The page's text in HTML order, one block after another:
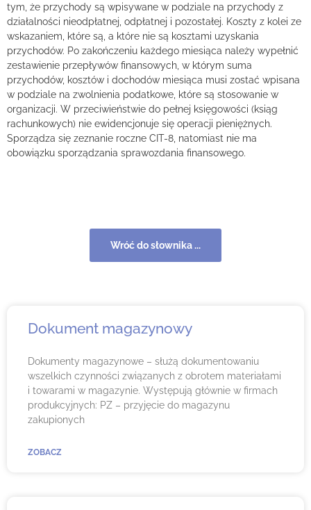
tym, że przychody są wpisywane w podziale na przychody z
działalności nieodpłatnej, odpłatnej i pozostałej. Koszty z kolei ze
wskazaniem, które są, a które nie są kosztami uzyskania
przychodów. Po zakończeniu każdego miesiąca należy wypełnić
zestawienie przepływów finansowych, w którym suma
przychodów, kosztów i dochodów miesiąca musi zostać wpisana
w podziale na zwolnienia podatkowe, które są stosowanie w
organizacji. W przeciwieństwie do pełnej księgowości (ksiąg
rachunkowych) nie ewidencjonuje się operacji pieniężnych.
Sporządza się zeznanie roczne CIT-8, natomiast nie ma
obowiązku sporządzania sprawozdania finansowego.
Wróć do słownika ...
Dokument magazynowy
Dokumenty magazynowe – służą dokumentowaniu
wszelkich czynności związanych z obrotem materiałami
i towarami w magazynie. Występują głównie w firmach
produkcyjnych: PZ – przyjęcie do magazynu
zakupionych
ZOBACZ